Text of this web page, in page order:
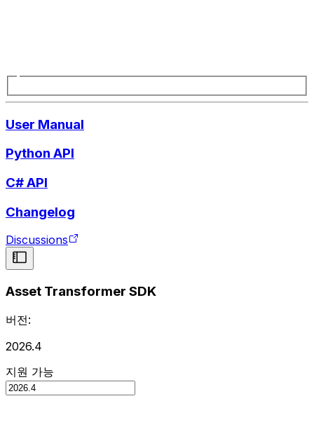
User Manual
Python API
C# API
Changelog
Discussions
Asset Transformer SDK
버전:
2026.4
지원 가능